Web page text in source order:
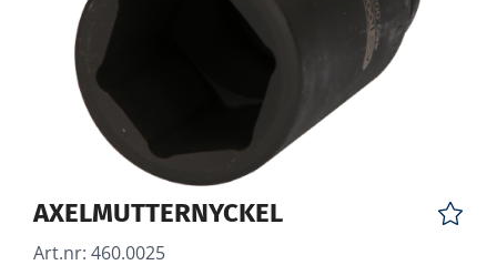
AXELMUTTERNYCKEL
Art.nr: 460.0025